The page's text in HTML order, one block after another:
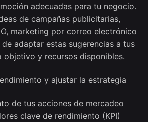
adecuadas para tu negocio.
de campañas publicitarias,
marketing por correo electrónico
adaptar estas sugerencias a tus
objetivo y recursos disponibles.
y ajustar la estrategia
de tus acciones de mercadeo
clave de rendimiento (KPI)